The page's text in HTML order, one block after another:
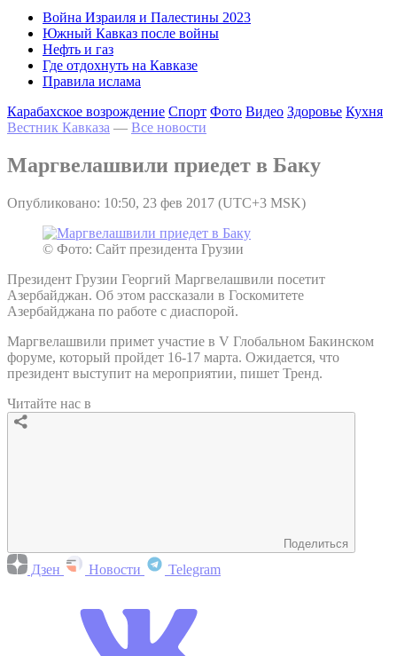
Война Израиля и Палестины 2023
Южный Кавказ после войны
Нефть и газ
Где отдохнуть на Кавказе
Правила ислама
Карабахское возрождение Спорт Фото Видео Здоровье Кухня
Вестник Кавказа — Все новости
Маргвелашвили приедет в Баку
Опубликовано: 10:50, 23 фев 2017 (UTC+3 MSK)
© Фото: Сайт президента Грузии
Президент Грузии Георгий Маргвелашвили посетит
Азербайджан. Об этом рассказали в Госкомитете
Азербайджана по работе с диаспорой.
Маргвелашвили примет участие в V Глобальном Бакинском
форуме, который пройдет 16-17 марта. Ожидается, что
президент выступит на мероприятии, пишет Тренд.
Читайте нас в
Поделиться
Дзен Новости Telegram